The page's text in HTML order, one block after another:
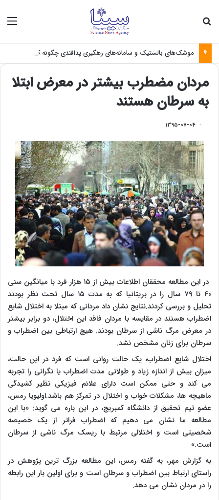
مردان مضطرب بیشتر در معرض ابتلا
به سرطان هستند
۱۳۹۵-۰۷-۰۴
در این مطالعه محققان اطلاعات بیش از ۱۵ هزار فرد با میانگین سنی
۴۰ تا ۷۹ سال را در بریتانیا که به مدت ۱۵ سال تحت نظر بودند
تحلیل و بررسی کردند.نتایج نشان داد مردانی که مبتلا به اختلال شایع
اضطراب هستند در مقایسه با مردان فاقد این اختلال، دو برابر بیشتر
در معرض مرگ ناشی از سرطان بودند. هیچ ارتباطی بین اضطراب و
سرطان برای زنان مشخص نشد.
اختلال شایع اضطراب، یک حالت روانی است که فرد در این حالت،
میزان بیش از اندازه زیاد و طولانی مدت اضطراب یا نگرانی را تجربه
می کند و حتی ممکن است دارای علائم فیزیکی نظیر کشیدگی
ماهیچه ها، مشکلات خواب و اختلال در تمرکز هم باشد.اولیویا رمس،
عضو تیم تحقیق از دانشگاه کمبریج، در این باره می گوید: «با این
مطالعه ما نشان می دهیم که اضطراب فراتر از یک خصیصه
شخصیتی است و اختلالی مرتبط با ریسک مرگ ناشی از سرطان
است.»
به گزارش مهر، به گفته رمس، این مطالعه بزرگ ترین پژوهش در
راستای ارتباط بین اضطراب و سرطان است و برای اولین بار این رابطه
را در مردان نشان می دهد.